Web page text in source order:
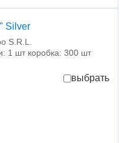
Silver
S.R.L.
1 шт коробка: 300 шт
выбрать